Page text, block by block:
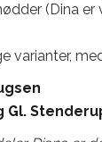
(Dina er
varianter,
Gl.